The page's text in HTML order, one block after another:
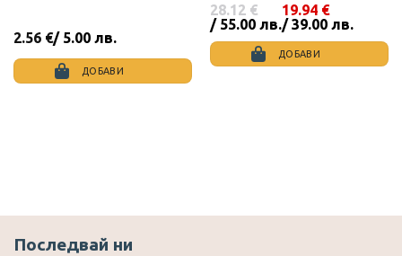
2.56 €/ 5.00 лв.
ДОБАВИ
28.12 €
/ 55.00 лв.
Original
price
was:
28.12 €
19.94 €
/ 39.00 лв.
Текущата
цена
е:
19.94 €
ДОБАВИ
Последвай ни